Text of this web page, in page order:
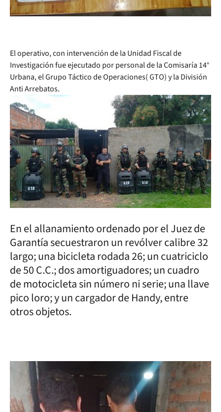
El operativo, con intervención de la Unidad Fiscal de
Investigación fue ejecutado por personal de la Comisaría 14°
Urbana, el Grupo Táctico de Operaciones( GTO) y la División
Anti Arrebatos.
En el allanamiento ordenado por el Juez de
Garantía secuestraron un revólver calibre 32
largo; una bicicleta rodada 26; un cuatriciclo
de 50 C.C.; dos amortiguadores; un cuadro
de motocicleta sin número ni serie; una llave
pico loro; y un cargador de Handy, entre
otros objetos.